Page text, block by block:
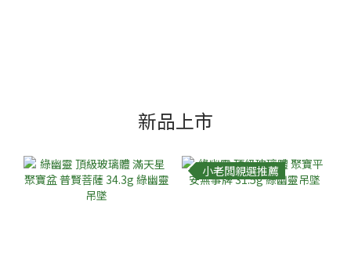
新品上市
小老闆親選推薦